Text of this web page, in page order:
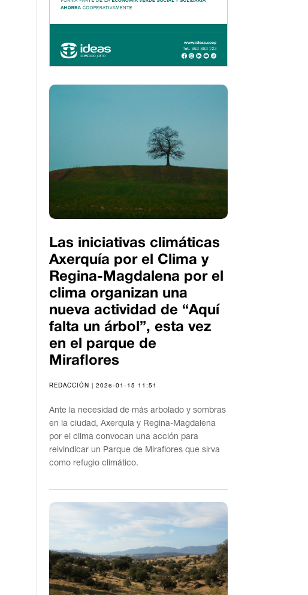
Las iniciativas climáticas
Axerquía por el Clima y
Regina-Magdalena por el
clima organizan una
nueva actividad de “Aquí
falta un árbol”, esta vez
en el parque de
Miraflores
REDACCIÓN | 2026-01-15 11:51
Ante la necesidad de más arbolado y sombras
en la ciudad, Axerquía y Regina-Magdalena
por el clima convocan una acción para
reivindicar un Parque de Miraflores que sirva
como refugio climático.